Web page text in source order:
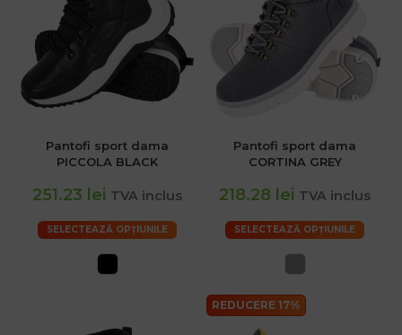
Pantofi sport dama
PICCOLA BLACK
251.23 lei TVA inclus
SELECTEAZĂ OPȚIUNILE
Pantofi sport dama
CORTINA GREY
218.28 lei TVA inclus
SELECTEAZĂ OPȚIUNILE
REDUCERE 17%